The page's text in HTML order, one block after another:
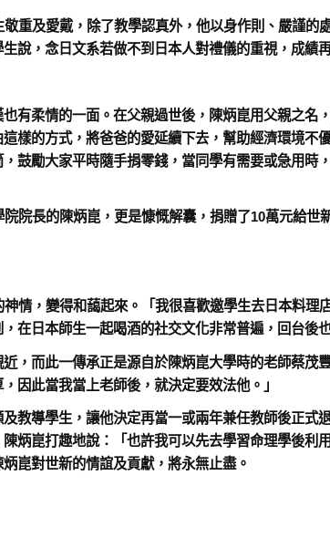
重及愛戴，除了教學認真外，他以身作則、嚴謹的
說，念日文系若做不到日本人對禮儀的重視，成績再
有柔情的一面。在父親過世後，陳炳崑用父親之名
樣的方式，將爸爸的愛延續下去，幫助經濟環境不
鼓勵大家平時隨手捐零錢，當同學有需要或急用時
院長的陳炳崑，更是慷慨解囊，捐贈了10萬元給世
情，變得和藹起來。「我很喜歡邀學生去日本料理
在日本師生一起喝酒的社交文化非常普遍，回台後
，而此一傳承正是源自於陳炳崑大學時的老師蔡茂
因此當我當上老師後，就決定要效法他。」
教導學生，讓他決定再當一或兩年兼任教師後正式
炳崑打趣地說：「也許我可以先去學習命理學後利
崑對世新的情誼及貢獻，將永無止盡。